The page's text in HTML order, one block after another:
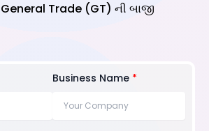
Trade (GT) ની બાજી
Business Name *